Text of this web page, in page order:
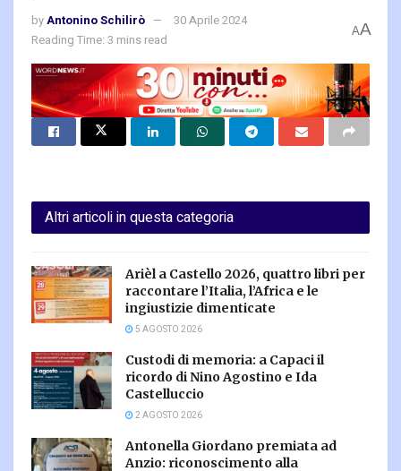
byAntonino Schilirò
30 Aprile 2024
Reading Time: 3 mins read
AA
Altri articoli in questa categoria
Arièl a Castello 2026, quattro libri per
raccontare l’Italia, l’Africa e le
ingiustizie dimenticate
5 AGOSTO 2026
Custodi di memoria: a Capaci il
ricordo di Nino Agostino e Ida
Castelluccio
2 AGOSTO 2026
Antonella Giordano premiata ad
Anzio: riconoscimento alla